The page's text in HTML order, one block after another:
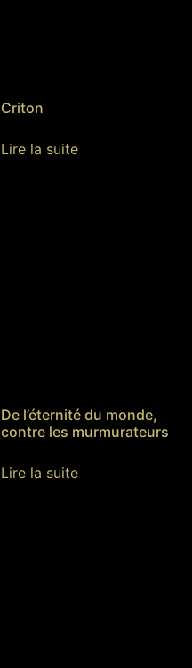
Criton
Lire la suite
De l’éternité du monde,
contre les murmurateurs
Lire la suite